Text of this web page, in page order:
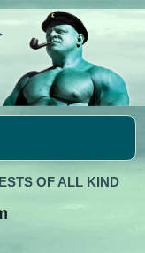
OF ALL KIND